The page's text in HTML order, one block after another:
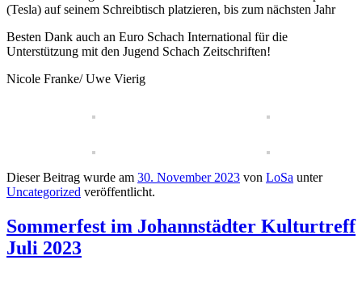
(Tesla) auf seinem Schreibtisch platzieren, bis zum nächsten Jahr
Besten Dank auch an Euro Schach International für die
Unterstützung mit den Jugend Schach Zeitschriften!
Nicole Franke/ Uwe Vierig
Dieser Beitrag wurde am 30. November 2023 von LoSa unter
Uncategorized veröffentlicht.
Sommerfest im Johannstädter Kulturtreff
Juli 2023